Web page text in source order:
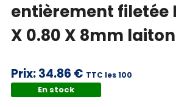
entièrement filetée
X 0.80 X 8mm laiton
Prix:34.86 € TTC les 100
En stock